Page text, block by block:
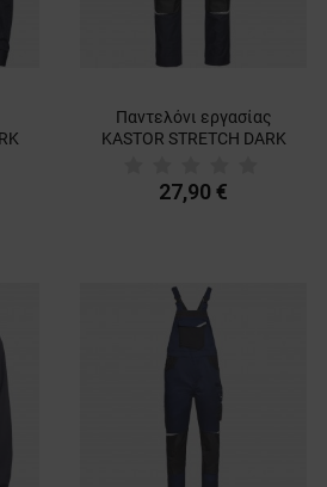
Παντελόνι εργασίας
KASTOR STRETCH DARK
27,90 €